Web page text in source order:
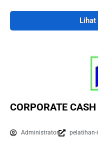
Lihat
CORPORATE
Administrator pelatihan-